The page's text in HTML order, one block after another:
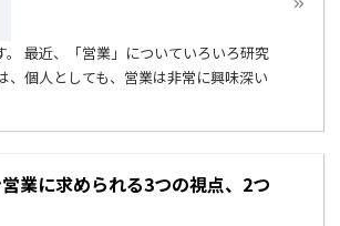
。 最近、「営業」についていろいろ研究
、個人としても、営業は非常に興味深い
業に求められる3つの視点、2つ